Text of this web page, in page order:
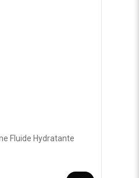
Fluide Hydratante